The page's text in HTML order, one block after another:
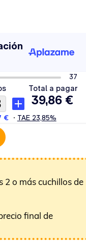
2 o más cuchillos de
final de